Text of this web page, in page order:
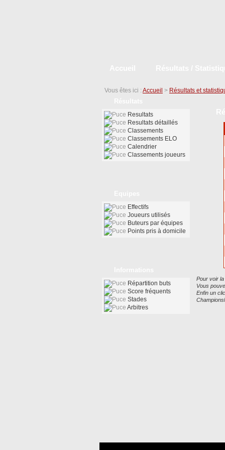
Vous êtes ici : Accueil > Résultats et
Pour voir
Vous
Enfin un
Resultats
Resultats détaillés
Classements
Classements ELO
Calendrier
Classements joueurs
Effectifs
Joueurs utilisés
Buteurs par équipes
Points pris à domicile
Répartition buts
Score fréquents
Stades
Arbitres